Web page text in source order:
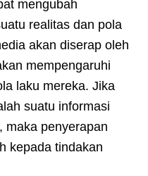
mengubah
realitas dan pola
akan diserap oleh
mempengaruhi
laku mereka. Jika
suatu informasi
maka penyerapan
kepada tindakan